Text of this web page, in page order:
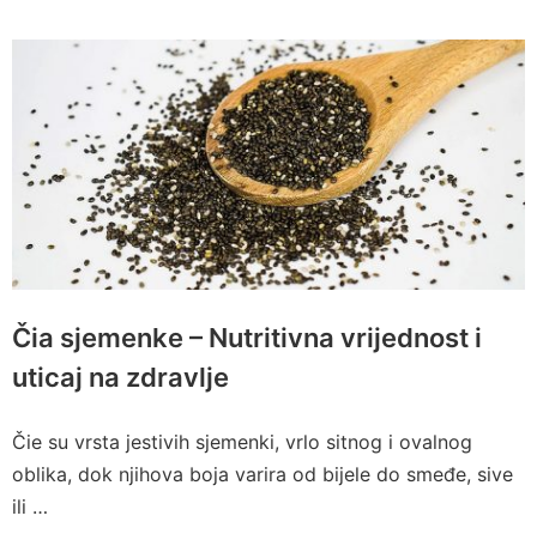
Čia sjemenke – Nutritivna vrijednost i
uticaj na zdravlje
Čie su vrsta jestivih sjemenki, vrlo sitnog i ovalnog
oblika, dok njihova boja varira od bijele do smeđe, sive
ili …